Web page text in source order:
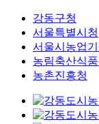
강동구청
서울특별시청
서울시농업
농림축산식
농촌진흥청